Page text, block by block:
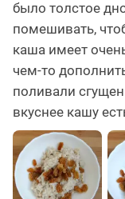
было толстое
помешивать,
каша имеет
чем-то
поливали
вкуснее кашу